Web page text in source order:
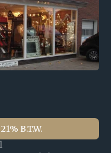
B.T.W.
winkel.nl